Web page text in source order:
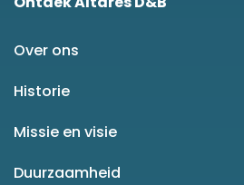
Over ons
Historie
Missie en visie
Duurzaamheid